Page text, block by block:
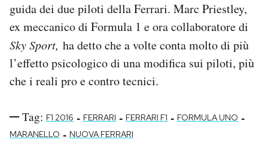
guida dei due piloti della Ferrari. Marc Priestley,
ex meccanico di Formula 1 e ora collaboratore di
Sky Sport, ha detto che a volte conta molto di più
l’effetto psicologico di una modifica sui piloti, più
che i reali pro e contro tecnici.
Tag: F1 2016 - FERRARI - FERRARI F1 - FORMULA UNO -
MARANELLO - NUOVA FERRARI